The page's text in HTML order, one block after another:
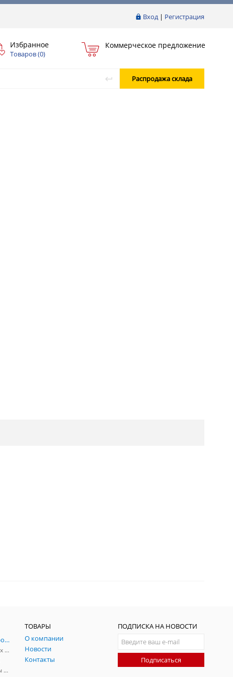
Вход| Регистрация
Избранное
Товаров (0)
Коммерческое предложение
Распродажа склада
Оборудование для тестирования и симуляции ГНСС
Генераторы имитационных и заградительных помех
Интегрированные системы защиты от ГНСС-помех
ТОВАРЫ
О компании
Новости
Контакты
ПОДПИСКА НА НОВОСТИ
Подписаться